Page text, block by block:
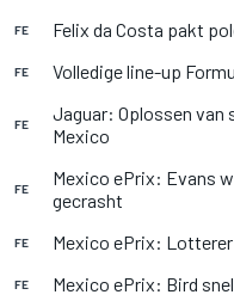
FE Felix da Costa pakt
FE Volledige line-up
FE
Jaguar: Oplossen
Mexico
FE
Mexico ePrix: Evans
gecrasht
FE Mexico ePrix:
FE Mexico ePrix: Bird